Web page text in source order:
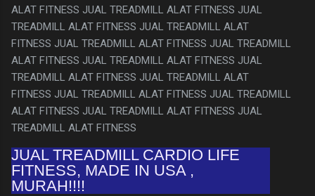
ALAT FITNESS JUAL TREADMILL ALAT FITNESS JUAL
TREADMILL ALAT FITNESS JUAL TREADMILL ALAT
FITNESS JUAL TREADMILL ALAT FITNESS JUAL TREADMILL
ALAT FITNESS JUAL TREADMILL ALAT FITNESS JUAL
TREADMILL ALAT FITNESS JUAL TREADMILL ALAT
FITNESS JUAL TREADMILL ALAT FITNESS JUAL TREADMILL
ALAT FITNESS JUAL TREADMILL ALAT FITNESS JUAL
TREADMILL ALAT FITNESS
JUAL TREADMILL CARDIO LIFE
FITNESS, MADE IN USA ,
MURAH!!!!